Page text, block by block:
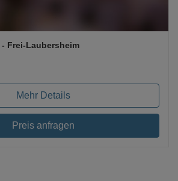
- Frei-Laubersheim
Mehr Details
Preis anfragen